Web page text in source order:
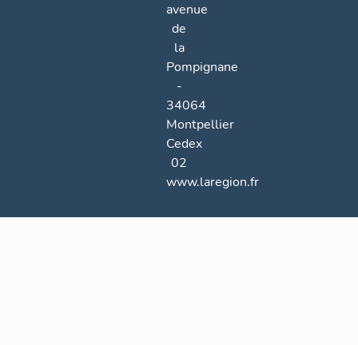
avenue
de
la
Pompignane
-
34064
Montpellier
Cedex
02
www.laregion.fr